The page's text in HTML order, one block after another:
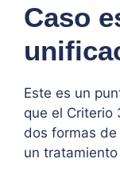
Caso
Este es un
que el Criterio
dos formas
un